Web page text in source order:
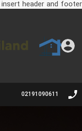
insert header and footer
02191090611